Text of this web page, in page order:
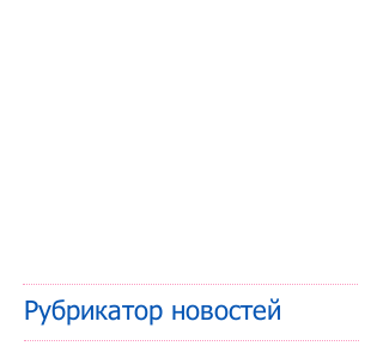
Рубрикатор новостей